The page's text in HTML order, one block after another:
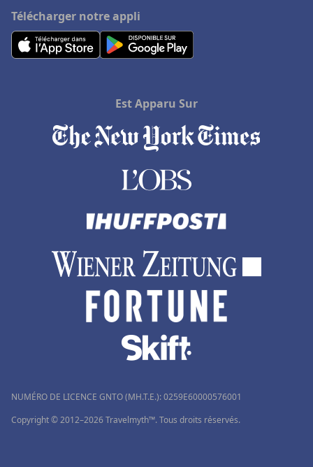
Télécharger notre appli
Est Apparu Sur
NUMÉRO DE LICENCE GNTO (MH.T.E.): 0259Ε60000576001
Copyright © 2012–2026 Travelmyth™. Tous droits réservés.